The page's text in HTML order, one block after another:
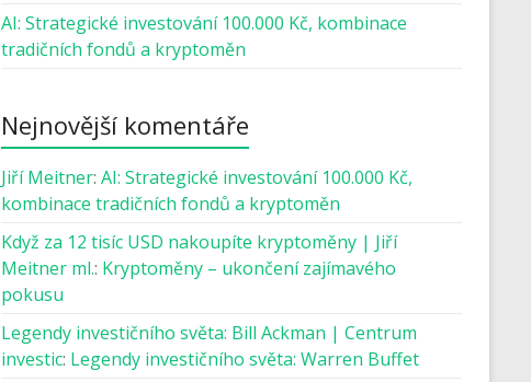
AI: Strategické investování 100.000 Kč, kombinace
tradičních fondů a kryptoměn
Nejnovější komentáře
Jiří Meitner: AI: Strategické investování 100.000 Kč,
kombinace tradičních fondů a kryptoměn
Když za 12 tisíc USD nakoupíte kryptoměny | Jiří
Meitner ml.: Kryptoměny – ukončení zajímavého
pokusu
Legendy investičního světa: Bill Ackman | Centrum
investic: Legendy investičního světa: Warren Buffet